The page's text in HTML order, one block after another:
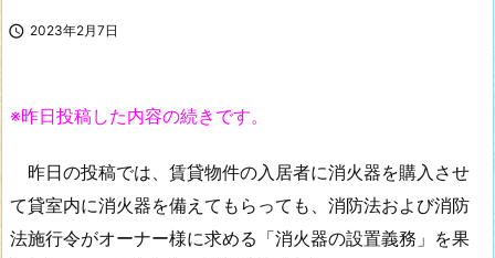
 2023年2月7日
※昨日投稿した内容の続きです。
昨日の投稿では、賃貸物件の入居者に消火器を購入させ
て貸室内に消火器を備えてもらっても、消防法および消防
法施行令がオーナー様に求める「消火器の設置義務」を果